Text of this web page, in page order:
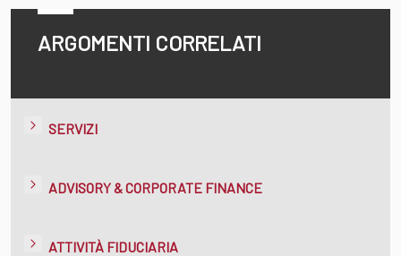
ARGOMENTI CORRELATI
SERVIZI
ADVISORY & CORPORATE FINANCE
ATTIVITÀ FIDUCIARIA